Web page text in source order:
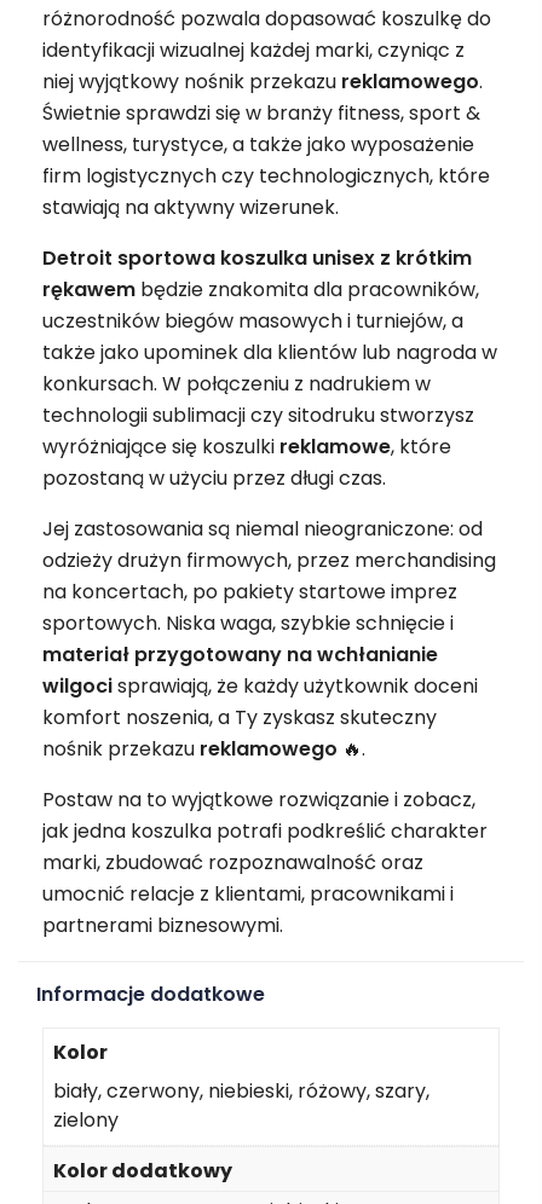
różnorodność pozwala dopasować koszulkę do
identyfikacji wizualnej każdej marki, czyniąc z
niej wyjątkowy nośnik przekazu reklamowego.
Świetnie sprawdzi się w branży fitness, sport &
wellness, turystyce, a także jako wyposażenie
firm logistycznych czy technologicznych, które
stawiają na aktywny wizerunek.
Detroit sportowa koszulka unisex z krótkim
rękawem będzie znakomita dla pracowników,
uczestników biegów masowych i turniejów, a
także jako upominek dla klientów lub nagroda w
konkursach. W połączeniu z nadrukiem w
technologii sublimacji czy sitodruku stworzysz
wyróżniające się koszulki reklamowe, które
pozostaną w użyciu przez długi czas.
Jej zastosowania są niemal nieograniczone: od
odzieży drużyn firmowych, przez merchandising
na koncertach, po pakiety startowe imprez
sportowych. Niska waga, szybkie schnięcie i
materiał przygotowany na wchłanianie
wilgocisprawiają, że każdy użytkownik doceni
komfort noszenia, a Ty zyskasz skuteczny
nośnik przekazu reklamowego 🔥.
Postaw na to wyjątkowe rozwiązanie i zobacz,
jak jedna koszulka potrafi podkreślić charakter
marki, zbudować rozpoznawalność oraz
umocnić relacje z klientami, pracownikami i
partnerami biznesowymi.
Informacje dodatkowe
Kolor
biały, czerwony, niebieski, różowy, szary,
zielony
Kolor dodatkowy